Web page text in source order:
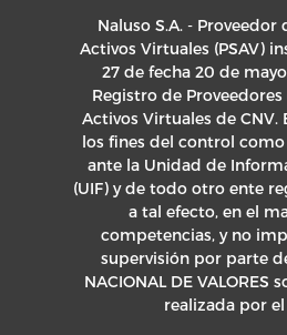
Naluso S.A. - Proveedor
Activos Virtuales (PSAV)
27 de fecha 20 de
Registro de
Activos Virtuales de CNV.
los fines del control
ante la Unidad de
(UIF) y de todo otro ente
a tal efecto, en el
competencias, y no
supervisión por parte
NACIONAL DE VALORES
realizada por el